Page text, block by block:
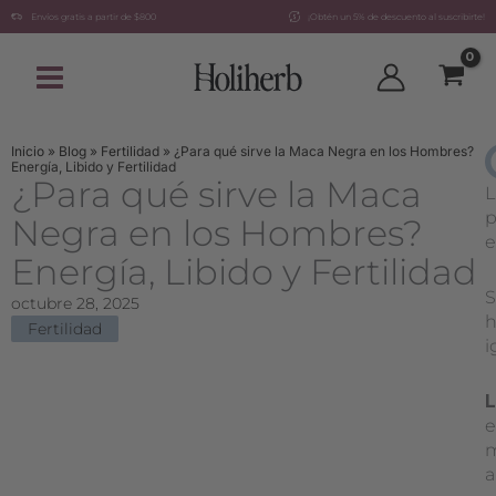
al
Envíos gratis a partir de $800 ¡Obtén un 5% de descuento al suscribirte!
Inicio » Blog » Fertilidad » ¿Para qué sirve la Maca Negra en los Hombres?
Energía, Libido y Fertilidad
¿Para qué sirve la Maca
Negra en los Hombres?
Energía, Libido y Fertilidad
octubre 28, 2025
Fertilidad